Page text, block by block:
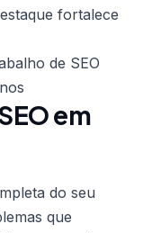
fortalece
de SEO
em
do seu
que